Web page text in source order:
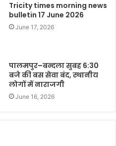
Tricity times morning news
bulletin 17 June 2026
June 17, 2026
पालमपुर–बन्दला सुबह 6:30
बजे की बस सेवा बंद, स्थानीय
लोगों में नाराजगी
June 16, 2026